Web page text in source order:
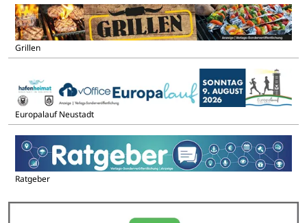
Grillen
Europalauf Neustadt
Ratgeber